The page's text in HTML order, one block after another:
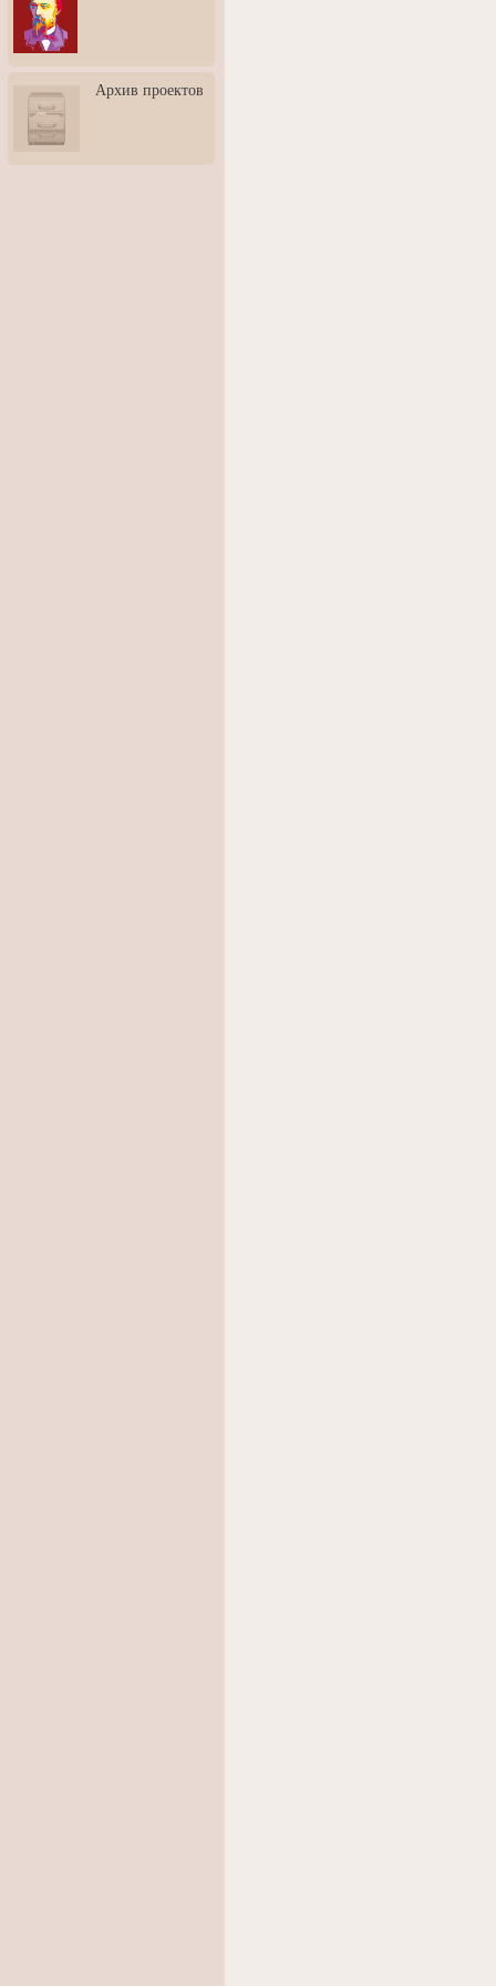
3: Обусловленности
человека и их влияние на
карьеру
скульптором Дмитрием
Тугариновым
АртБульвар в День города
Архив проектов